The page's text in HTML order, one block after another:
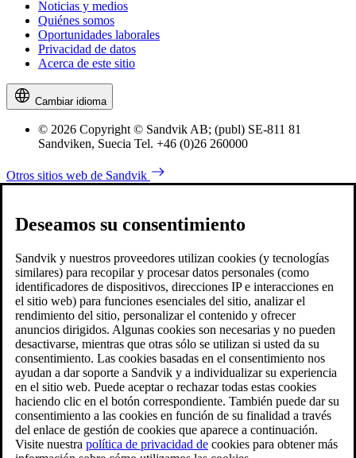
Noticias y medios
Quiénes somos
Oportunidades laborales
Privacidad de datos
Acerca de este sitio
Cambiar idioma
© 2026 Copyright © Sandvik AB; (publ) SE-811 81
Sandviken, Suecia Tel. +46 (0)26 260000
Otros sitios web de Sandvik
Deseamos su consentimiento
Sandvik y nuestros proveedores utilizan cookies (y tecnologías
similares) para recopilar y procesar datos personales (como
identificadores de dispositivos, direcciones IP e interacciones en
el sitio web) para funciones esenciales del sitio, analizar el
rendimiento del sitio, personalizar el contenido y ofrecer
anuncios dirigidos. Algunas cookies son necesarias y no pueden
desactivarse, mientras que otras sólo se utilizan si usted da su
consentimiento. Las cookies basadas en el consentimiento nos
ayudan a dar soporte a Sandvik y a individualizar su experiencia
en el sitio web. Puede aceptar o rechazar todas estas cookies
haciendo clic en el botón correspondiente. También puede dar su
consentimiento a las cookies en función de su finalidad a través
del enlace de gestión de cookies que aparece a continuación.
Visite nuestra política de privacidad de cookies para obtener más